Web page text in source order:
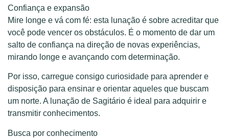
Confiança e expansão
Mire longe e vá com fé: esta lunação é sobre acreditar que
você pode vencer os obstáculos. É o momento de dar um
salto de confiança na direção de novas experiências,
mirando longe e avançando com determinação.
Por isso, carregue consigo curiosidade para aprender e
disposição para ensinar e orientar aqueles que buscam
um norte. A lunação de Sagitário é ideal para adquirir e
transmitir conhecimentos.
Busca por conhecimento